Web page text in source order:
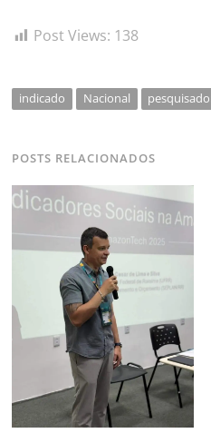
Post Views: 138
indicado Nacional
POSTS RELACIONADOS